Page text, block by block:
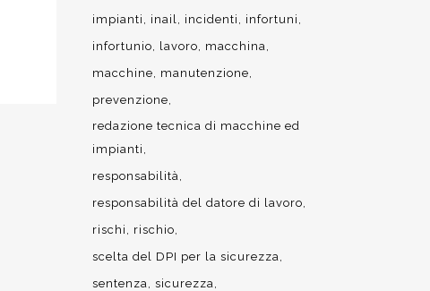
impianti
inail incidenti
infortuni
infortunio
lavoro
macchina
macchine
manutenzione
prevenzione
redazione tecnica di macchine ed
impianti
responsabilità
responsabilità del datore di lavoro
rischi
rischio
scelta del DPI per la sicurezza
sentenza sicurezza